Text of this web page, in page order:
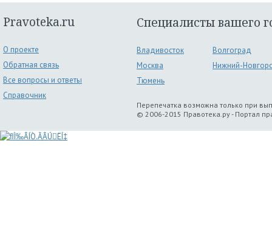
Pravoteka.ru
О проекте
Обратная связь
Все вопросы и ответы
Справочник
Специалисты вашего
Владивосток
Волгоград
Москва
Нижний-
Тюмень
Перепечатка возможна только при
© 2006-2015 Правотека.ру - Портал